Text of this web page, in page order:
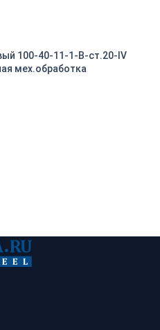
100-40-11-1-B-ст.20-IV
мех.обработка